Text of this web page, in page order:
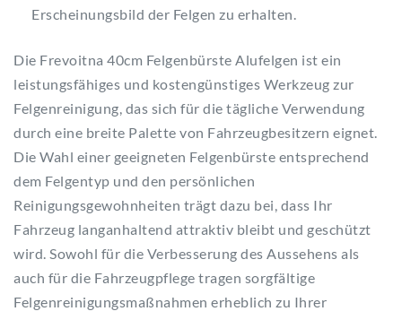
Erscheinungsbild der Felgen zu erhalten.
Die Frevoitna 40cm Felgenbürste Alufelgen ist ein
leistungsfähiges und kostengünstiges Werkzeug zur
Felgenreinigung, das sich für die tägliche Verwendung
durch eine breite Palette von Fahrzeugbesitzern eignet.
Die Wahl einer geeigneten Felgenbürste entsprechend
dem Felgentyp und den persönlichen
Reinigungsgewohnheiten trägt dazu bei, dass Ihr
Fahrzeug langanhaltend attraktiv bleibt und geschützt
wird. Sowohl für die Verbesserung des Aussehens als
auch für die Fahrzeugpflege tragen sorgfältige
Felgenreinigungsmaßnahmen erheblich zu Ihrer